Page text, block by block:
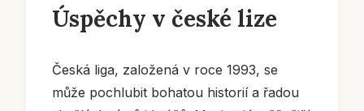
Úspěchy v české lize
Česká liga, založená v roce 1993, se
může pochlubit bohatou historií a řadou